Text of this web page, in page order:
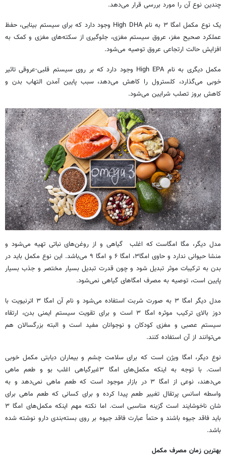
چندین نوع آن را مورد بررسی قرار می‌دهد.
یک نوع مکمل امگا ۳ به نام
High DHA وجود دارد که برای سیستم بینایی، حفظ
عملکرد صحیح مغز، عروق سیستم مغزی، جلوگیری از سکته‌های مغزی و کمک به
افزایش حالت ارتجاعی عروق توصیه می‌شود.
مکمل دیگری به نام High EPA وجود دارد که بر روی سیستم قلبی-عروقی تاثیر
خوبی می‌گذارد، کلسترول را کاهش می‌دهد، سبب پایین آمدن التهاب بدن و
کاهش بروز تصلب شرایین می‌شود.
مدل دیگر، مگا امگاست که اغلب گیاهی و از روغن‌های نباتی تهیه می‌شود و
منشا حیوانی ندارد و حاوی امگا۳، امگا ۶ و امگا ۹ می‌باشد. این نوع مکمل باید در
بدن به ترکیبات موثر تبدیل شود و چون قدرت تبدیل بسیار مختصر و جذب بسیار
پایین است، توصیه به مصرف امگاهای گیاهی نمی‌شود.
مدل دیگر امگا ۳ به صورت شربت استفاده می‌شود و نام آن امگا ۳ اترنیویت با
دوز بالای ترکیب موثره امگا ۳ است و برای تقویت سیستم ایمنی بدن، ارتقاء
سیستم عصبی و مغزی کودکان و نوجوانان مفید است و البته بزرگسالان هم
می‌توانند از آن استفاده کنند.
نوع دیگر، امگا ویژن است که برای سلامت چشم و بیماران دیابتی مکمل خوبی
است. با توجه به اینکه مکمل‌های امگا ۳غیرگیاهی اغلب بو و طعم ماهی
می‌دهند، نوعی از امگا ۳ در بازار موجود است که طعم ماهی نمی‌دهد و به
واسطه اسانس پرتقال تغییر طعم پیدا کرده و برای کسانی که طعم ماهی برای
شان ناخوشایند است گزینه مناسبی است. اما نکته مهم اینکه مکمل‌های امگا ۳
باید فاقد جیوه باشند و حتماً عبارت فاقد جیوه بر روی بسته‌بندی دارو نوشته شده
باشد.
بهترین زمان مصرف مکمل